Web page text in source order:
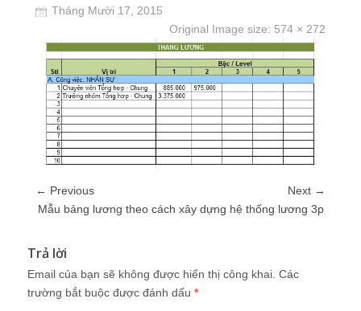
Tháng Mười 17, 2015
Original Image size: 574 × 272
← Previous
Next →
Mẫu bảng lương theo cách xây dựng hệ thống lương 3p
Trả lời
Email của bạn sẽ không được hiển thị công khai. Các
trường bắt buộc được đánh dấu *